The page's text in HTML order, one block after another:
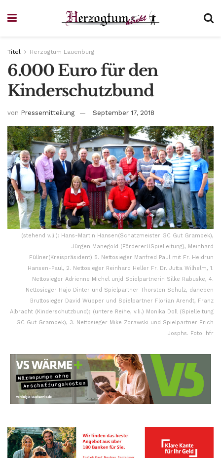
Titel Herzogtum Lauenburg
6.000 Euro für den
Kinderschutzbund
von Pressemitteilung September 17, 2018
(stehend v.li.): Hans-Martin Hansen(Schatzmeister GC Gut Grambek),
Jürgen Manegold (FördererUSpielleitung), Meinhard
Füllner(Kreispräsident) 5. Nettosieger Manfred Paul mit Fr. Heidrun
Hansen-Paul, 2. Nettosieger Reinhard Heller Fr. Dr. Jutta Wilhelm, 1.
Nettosieger Adrienne Michel unjd Spielpartnerin Silke Rabuske, 4.
Nettosieger Hajo Dinter und Spielpartner Thorsten Schulz, daneben
Bruttosieger David Wüpper und Spielpartner Florian Arendt, Franz
Albracht (Kinderschutzbund); (untere Reihe, v.li.) Monika Doll (Spielleitung
GC Gut Grambek), 3. Nettosieger Mike Zorawski und Spielpartner Erich
Josphs. Foto: hfr